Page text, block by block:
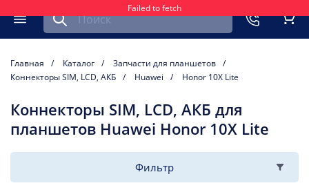
Failed to fetch
Меню
Найти запчасть для мобильного устройства
Главная Каталог
Запчасти для планшетов
Коннекторы SIM, LCD, АКБ
Huawei Honor 10X Lite
Коннекторы SIM, LCD, АКБ для
планшетов Huawei Honor 10X Lite
Фильтр